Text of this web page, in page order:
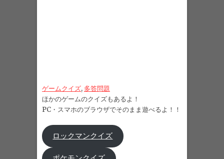
ゲームクイズ, 多答問題
ほかのゲームのクイズもあるよ！
PC・スマホのブラウザでそのまま遊べるよ！！
ロックマンクイズ